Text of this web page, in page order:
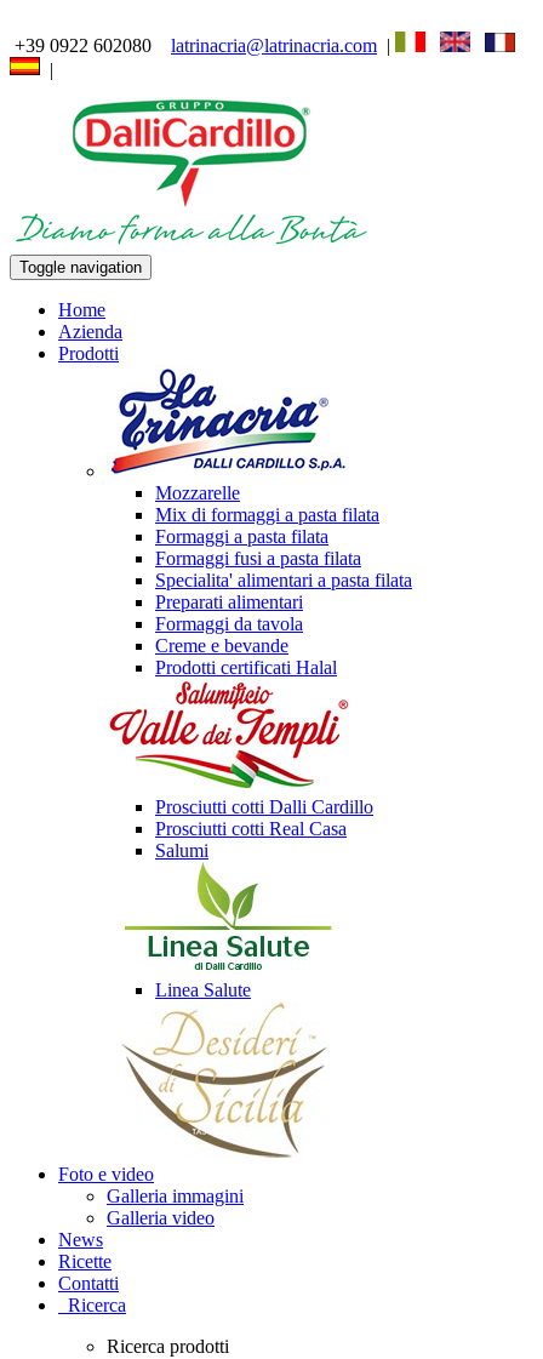
+39 0922 602080 latrinacria@latrinacria.com |
|
Toggle navigation
Home
Azienda
Prodotti
Mozzarelle
Mix di formaggi a pasta filata
Formaggi a pasta filata
Formaggi fusi a pasta filata
Specialita' alimentari a pasta filata
Preparati alimentari
Formaggi da tavola
Creme e bevande
Prodotti certificati Halal
Prosciutti cotti Dalli Cardillo
Prosciutti cotti Real Casa
Salumi
Linea Salute
Foto e video
Galleria immagini
Galleria video
News
Ricette
Contatti
Ricerca
Ricerca prodotti